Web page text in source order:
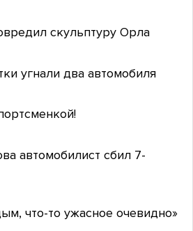
скульптуру Орла
угнали два автомобиля
автомобилист сбил 7-
что-то ужасное очевидно»